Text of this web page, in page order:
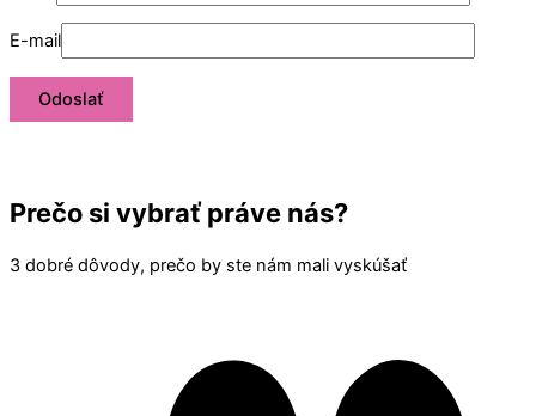
E-mail
Prečo si vybrať práve nás?
3 dobré dôvody, prečo by ste nám mali vyskúšať